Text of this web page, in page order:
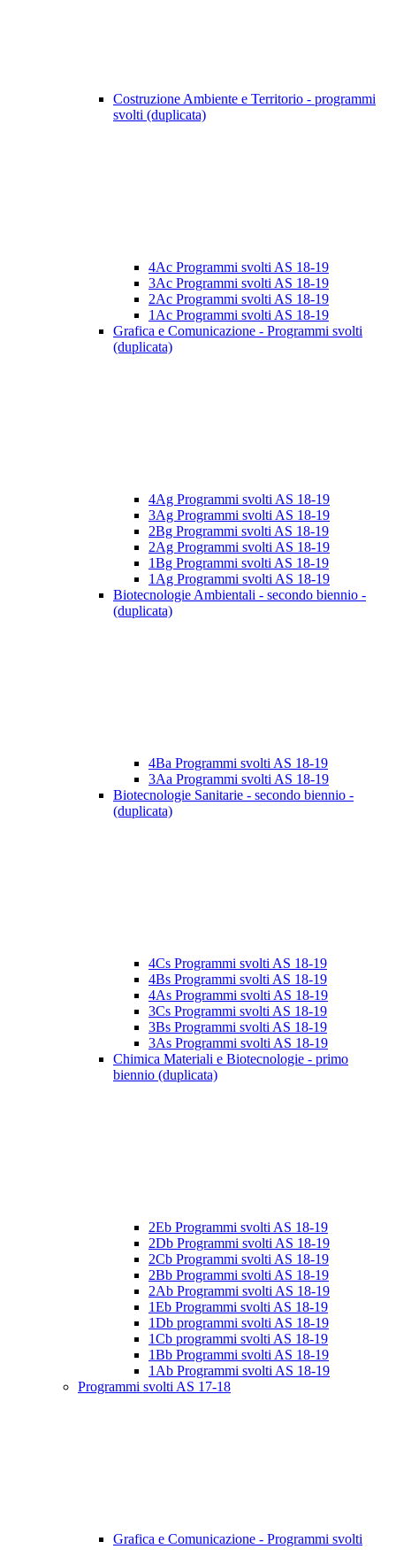
Costruzione Ambiente e Territorio - programmi
svolti (duplicata)
4Ac Programmi svolti AS 18-19
3Ac Programmi svolti AS 18-19
2Ac Programmi svolti AS 18-19
1Ac Programmi svolti AS 18-19
Grafica e Comunicazione - Programmi svolti
(duplicata)
4Ag Programmi svolti AS 18-19
3Ag Programmi svolti AS 18-19
2Bg Programmi svolti AS 18-19
2Ag Programmi svolti AS 18-19
1Bg Programmi svolti AS 18-19
1Ag Programmi svolti AS 18-19
Biotecnologie Ambientali - secondo biennio -
(duplicata)
4Ba Programmi svolti AS 18-19
3Aa Programmi svolti AS 18-19
Biotecnologie Sanitarie - secondo biennio -
(duplicata)
4Cs Programmi svolti AS 18-19
4Bs Programmi svolti AS 18-19
4As Programmi svolti AS 18-19
3Cs Programmi svolti AS 18-19
3Bs Programmi svolti AS 18-19
3As Programmi svolti AS 18-19
Chimica Materiali e Biotecnologie - primo
biennio (duplicata)
2Eb Programmi svolti AS 18-19
2Db Programmi svolti AS 18-19
2Cb Programmi svolti AS 18-19
2Bb Programmi svolti AS 18-19
2Ab Programmi svolti AS 18-19
1Eb Programmi svolti AS 18-19
1Db programmi svolti AS 18-19
1Cb programmi svolti AS 18-19
1Bb Programmi svolti AS 18-19
1Ab Programmi svolti AS 18-19
Programmi svolti AS 17-18
Grafica e Comunicazione - Programmi svolti